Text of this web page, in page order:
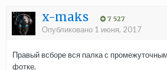
x-maks 7 527
Опубликовано 1 июня, 2017
Правый всборе вся палка с
фотке.